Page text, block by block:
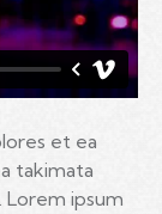
et ea
takimata
Lorem ipsum